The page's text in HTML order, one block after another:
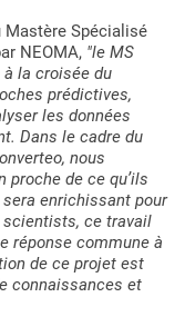
Mastère Spécialisé
NEOMA, "le MS
la croisée du
prédictives,
les données
Dans le cadre du
nous
de ce qu’ils
enrichissant pour
ce travail
réponse commune à
de ce projet est
connaissances et